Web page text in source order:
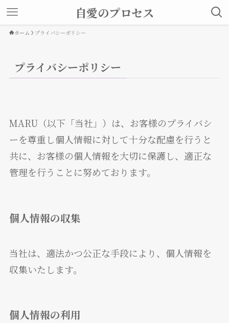
自愛のプロセス
ホーム プライバシーポリシー
プライバシーポリシー
MARU（以下「当社」）は、お客様のプライバシ
ーを尊重し個人情報に対して十分な配慮を行うと
共に、お客様の個人情報を大切に保護し、適正な
管理を行うことに努めております。
個人情報の収集
当社は、適法かつ公正な手段により、個人情報を
収集いたします。
個人情報の利用